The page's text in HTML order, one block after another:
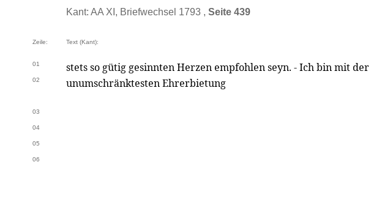
Kant: AA XI, Briefwechsel 1793 , Seite 439
Zeile: Text (Kant):
01 stets so gütig gesinnten Herzen empfohlen seyn. - Ich bin mit der
02 unumschränktesten Ehrerbietung
03
04
05
06